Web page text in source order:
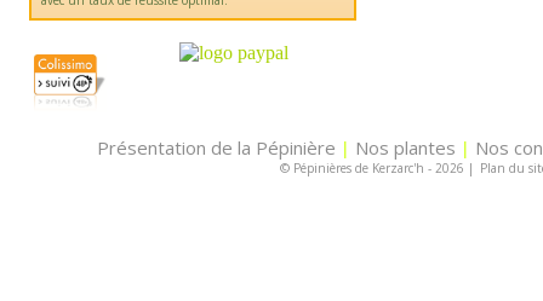
Présentation de la Pépinière | Nos plantes | Nos
© Pépinières de Kerzarc'h - 2026 | Plan du